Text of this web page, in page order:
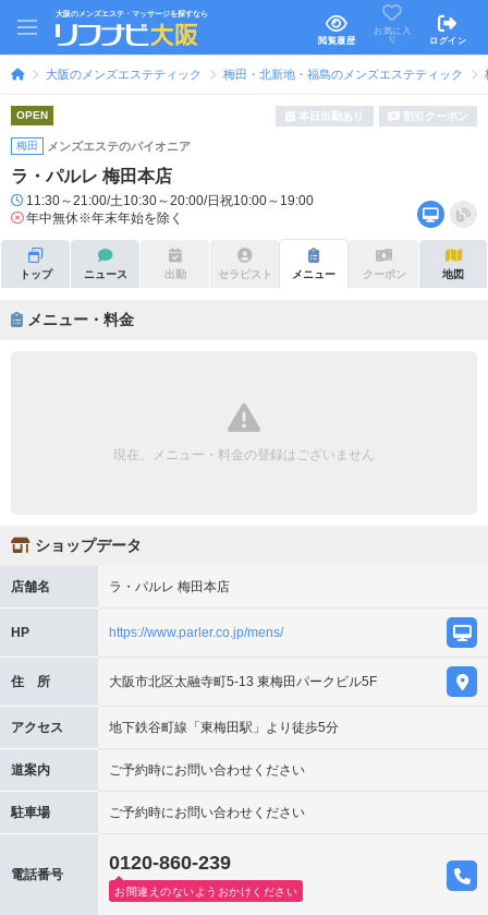
大阪のメンズエステ・マッサージを探すなら
閲覧履歴
お気に入
り
ログイン
大阪のメンズエステティック 梅田・北新地・福島のメンズエステティック
OPEN 本日出勤あり 割引クーポン
梅田 メンズエステのパイオニア
ラ・パルレ 梅田本店
11:30～21:00/土10:30～20:00/日祝10:00～19:00
年中無休※年末年始を除く
トップ ニュース 出勤 セラピスト メニュー クーポン 地図
メニュー・料金
現在、メニュー・料金の登録はございません
ショップデータ
店舗名 ラ・パルレ 梅田本店
HP https://www.parler.co.jp/mens/
住 所 大阪市北区太融寺町5-13 東梅田パークビル5F
アクセス 地下鉄谷町線「東梅田駅」より徒歩5分
道案内 ご予約時にお問い合わせください
駐車場 ご予約時にお問い合わせください
電話番号
0120-860-239
お間違えのないようおかけください